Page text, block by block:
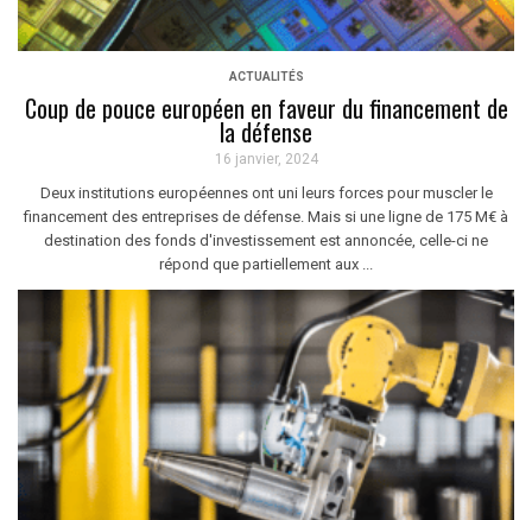
ACTUALITÉS
Coup de pouce européen en faveur du financement de
la défense
16 janvier, 2024
Deux institutions européennes ont uni leurs forces pour muscler le
financement des entreprises de défense. Mais si une ligne de 175 M€ à
destination des fonds d'investissement est annoncée, celle-ci ne
répond que partiellement aux ...